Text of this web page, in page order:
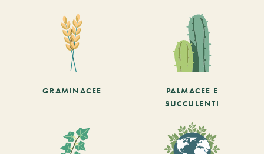
GRAMINACEE
PALMACEE E
SUCCULENTI